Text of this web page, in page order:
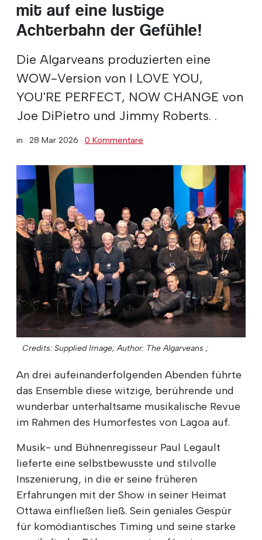
mit auf eine lustige
Achterbahn der Gefühle!
Die Algarveans produzierten eine
WOW-Version von I LOVE YOU,
YOU'RE PERFECT, NOW CHANGE von
Joe DiPietro und Jimmy Roberts. .
in · 28 Mar 2026 · 0 Kommentare
Credits: Supplied Image; Author: The Algarveans ;
An drei aufeinanderfolgenden Abenden führte
das Ensemble diese witzige, berührende und
wunderbar unterhaltsame musikalische Revue
im Rahmen des Humorfestes von Lagoa auf.
Musik- und Bühnenregisseur Paul Legault
lieferte eine selbstbewusste und stilvolle
Inszenierung, in die er seine früheren
Erfahrungen mit der Show in seiner Heimat
Ottawa einfließen ließ. Sein geniales Gespür
für komödiantisches Timing und seine starke